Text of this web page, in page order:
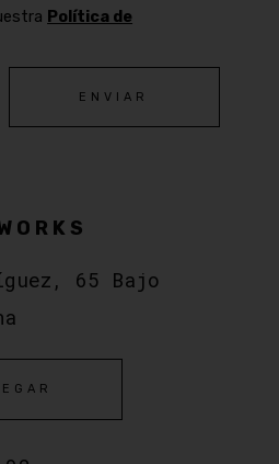
Política de
ENVIAR
65 Bajo